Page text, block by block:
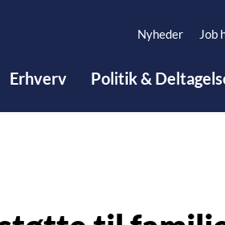
Nyheder Job
Erhverv Politik &